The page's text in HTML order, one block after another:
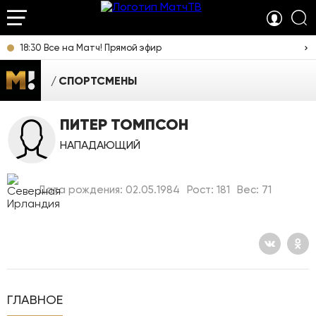
18:30 Все на Матч! Прямой эфир
СПОРТСМЕНЫ
ПИТЕР ТОМПСОН
НАПАДАЮЩИЙ
Дата рождения: 02.05.1984 Рост: 181 Вес: 71
ГЛАВНОЕ